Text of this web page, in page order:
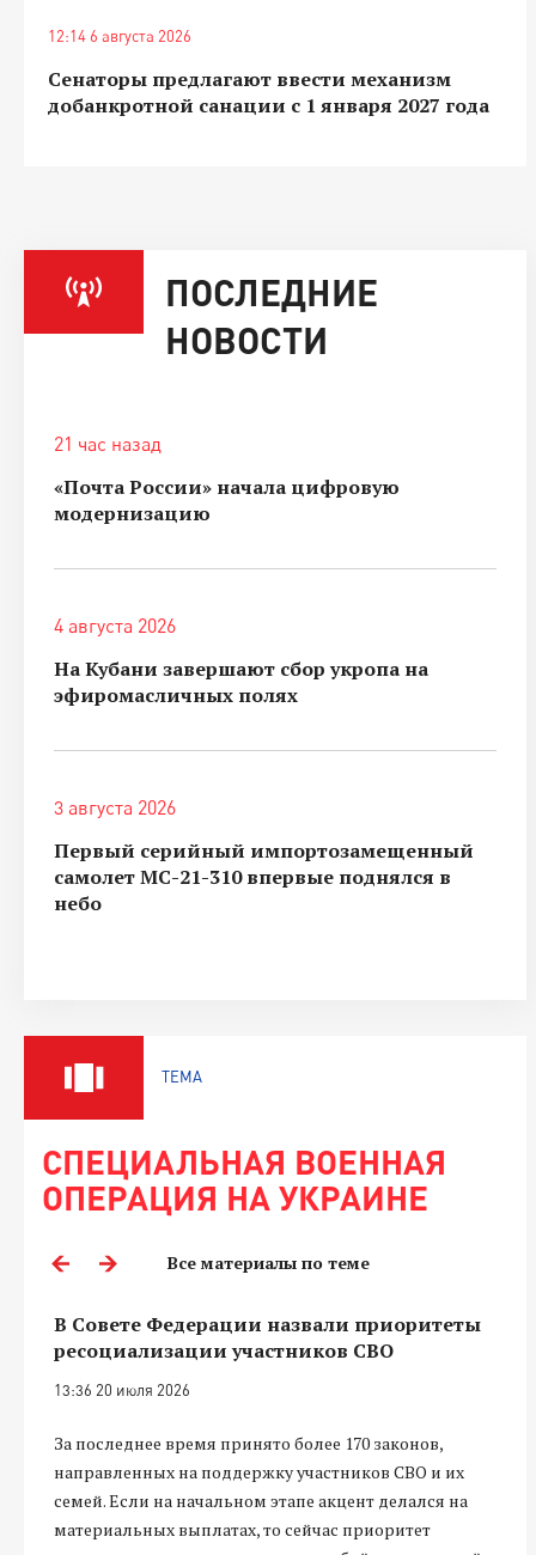
12:14 6 августа 2026
Сенаторы предлагают ввести механизм
добанкротной санации с 1 января 2027 года
ПОСЛЕДНИЕ
НОВОСТИ
21 час назад
«Почта России» начала цифровую
модернизацию
4 августа 2026
На Кубани завершают сбор укропа на
эфиромасличных полях
3 августа 2026
Первый серийный импортозамещенный
самолет МС-21-310 впервые поднялся в
небо
ТЕМА
СПЕЦИАЛЬНАЯ ВОЕННАЯ
ОПЕРАЦИЯ НА УКРАИНЕ
Все материалы по теме
В Совете Федерации назвали приоритеты
ресоциализации участников СВО
13:36 20 июля 2026
За последнее время принято более 170 законов,
направленных на поддержку участников СВО и их
семей. Если на начальном этапе акцент делался на
материальных выплатах, то сейчас приоритет